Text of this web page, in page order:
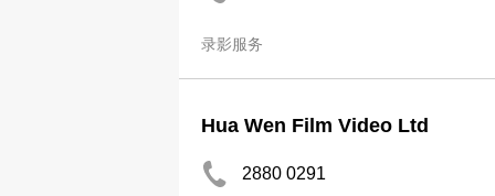
录影服务
Hua Wen Film Video Ltd
2880 0291